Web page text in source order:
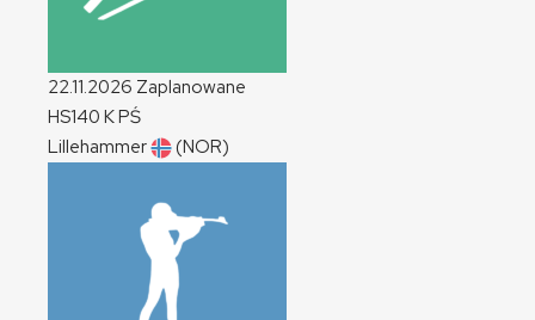
22.11.2026 Zaplanowane
HS140 KPŚ
Lillehammer
(NOR)